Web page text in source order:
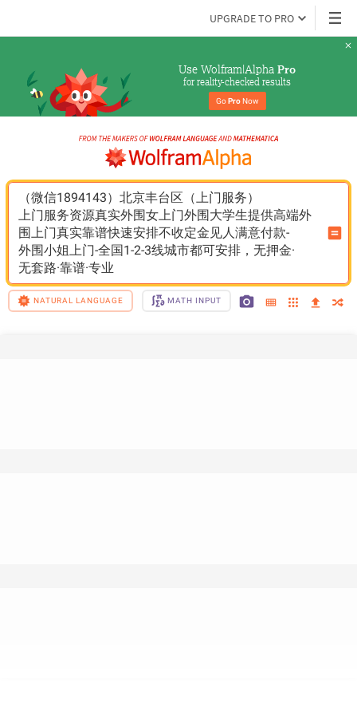
UPGRADE TO PRO
Use Wolfram|Alpha Pro
for reality-checked results
Go Pro Now
（微信1894143）北京丰台区（上门服务）
上门服务资源真实外围女上门外围大学生提供高端外
围上门真实靠谱快速安排不收定金见人满意付款-
外围小姐上门-全国1-2-3线城市都可安排，无押金·
无套路·靠谱·专业
NATURAL LANGUAGE MATH INPUT